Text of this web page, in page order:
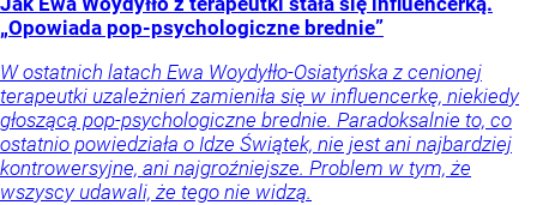
„Opowiada pop-psychologiczne brednie”
W ostatnich latach Ewa Woydyłło-Osiatyńska z cenionej
terapeutki uzależnień zamieniła się w influencerkę, niekiedy
głoszącą pop-psychologiczne brednie. Paradoksalnie to, co
ostatnio powiedziała o Idze Świątek, nie jest ani najbardziej
kontrowersyjne, ani najgroźniejsze. Problem w tym, że
wszyscy udawali, że tego nie widzą.